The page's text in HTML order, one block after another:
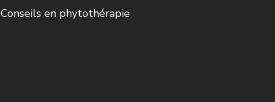
Conseils en phytothérapie